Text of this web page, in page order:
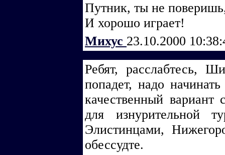
Путник, ты не
И хорошо играет!
Михус 23.10.2000
Ребят, расслабтесь,
попадет, надо
качественный вариант
для изнурительной
Элистинцами,
обессудте.